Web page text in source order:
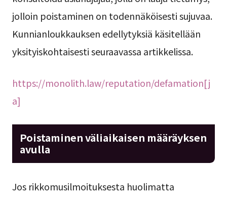
jolloin poistaminen on todennäköisesti sujuvaa.
Kunnianloukkauksen edellytyksiä käsitellään
yksityiskohtaisesti seuraavassa artikkelissa.
https://monolith.law/reputation/defamation[j
a]
Poistaminen väliaikaisen määräyksen
avulla
Jos rikkomusilmoituksesta huolimatta